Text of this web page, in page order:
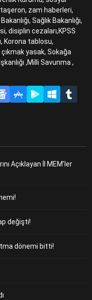
zam haberleri,
Sağlık Bakanlığı,
disiplin cezaları,KPSS
Korona tablosu,
yasak, Sokağa
,Milli Savunma ,
Açıklayan İl MEM’ler
değişti!
dönemi bitti!